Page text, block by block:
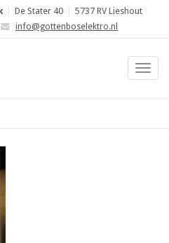
De Stater 40
5737 RV Lieshout
info@gottenboselektro.nl